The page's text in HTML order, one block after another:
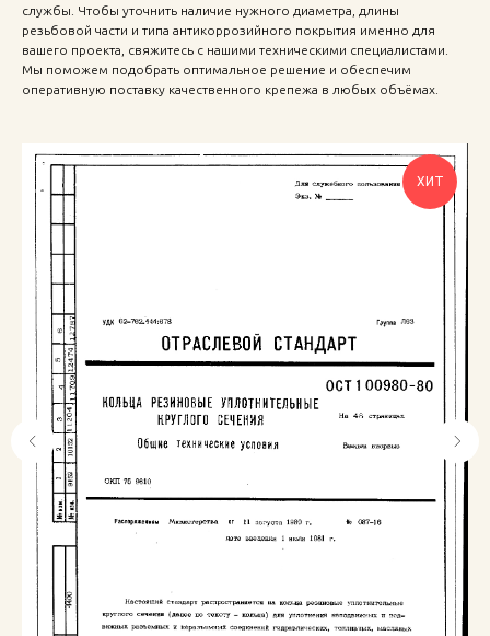
службы. Чтобы уточнить наличие нужного диаметра, длины
резьбовой части и типа антикоррозийного покрытия именно для
вашего проекта, свяжитесь с нашими техническими специалистами.
Мы поможем подобрать оптимальное решение и обеспечим
оперативную поставку качественного крепежа в любых объёмах.
ХИТ